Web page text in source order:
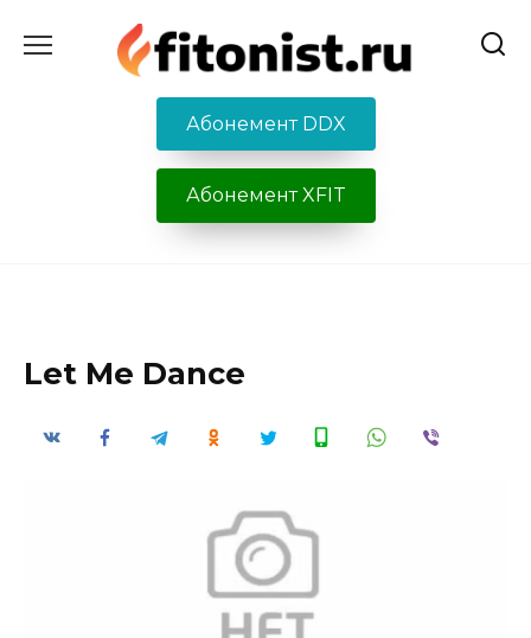
содержанию
Абонемент DDX
Абонемент XFIT
Let Me Dance